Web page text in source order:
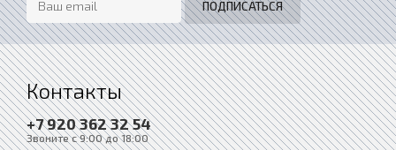
Контакты
+7 920 362 32 54
Звоните с 9:00 до 18:00